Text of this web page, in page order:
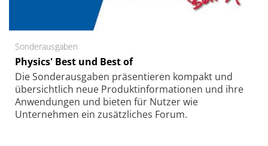
Sonderausgaben
Physics' Best und Best of
Die Sonder­ausgaben präsentieren kompakt und
übersichtlich neue Produkt­informationen und ihre
Anwendungen und bieten für Nutzer wie
Unternehmen ein zusätzliches Forum.